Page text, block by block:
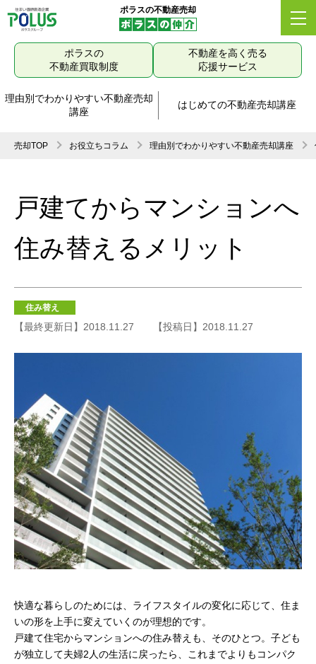
ポラスの不動産売却
ポラスの
不動産買取制度
不動産を高く売る
応援サービス
理由別でわかりやすい不動産売却
講座
はじめての不動産売却講座
売却TOP お役立ちコラム 理由別でわかりやすい不動産売却講座
戸建てからマンションへ
住み替えるメリット
住み替え
【最終更新日】2018.11.27 【投稿日】2018.11.27
快適な暮らしのためには、ライフスタイルの変化に応じて、住ま
いの形を上手に変えていくのが理想的です。
戸建て住宅からマンションへの住み替えも、そのひとつ。子ども
が独立して夫婦2人の生活に戻ったら、これまでよりもコンパク